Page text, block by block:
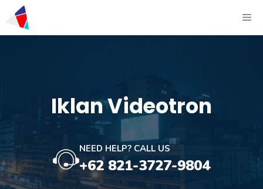
Iklan Videotron
NEED HELP? CALL US
+62 821-3727-9804